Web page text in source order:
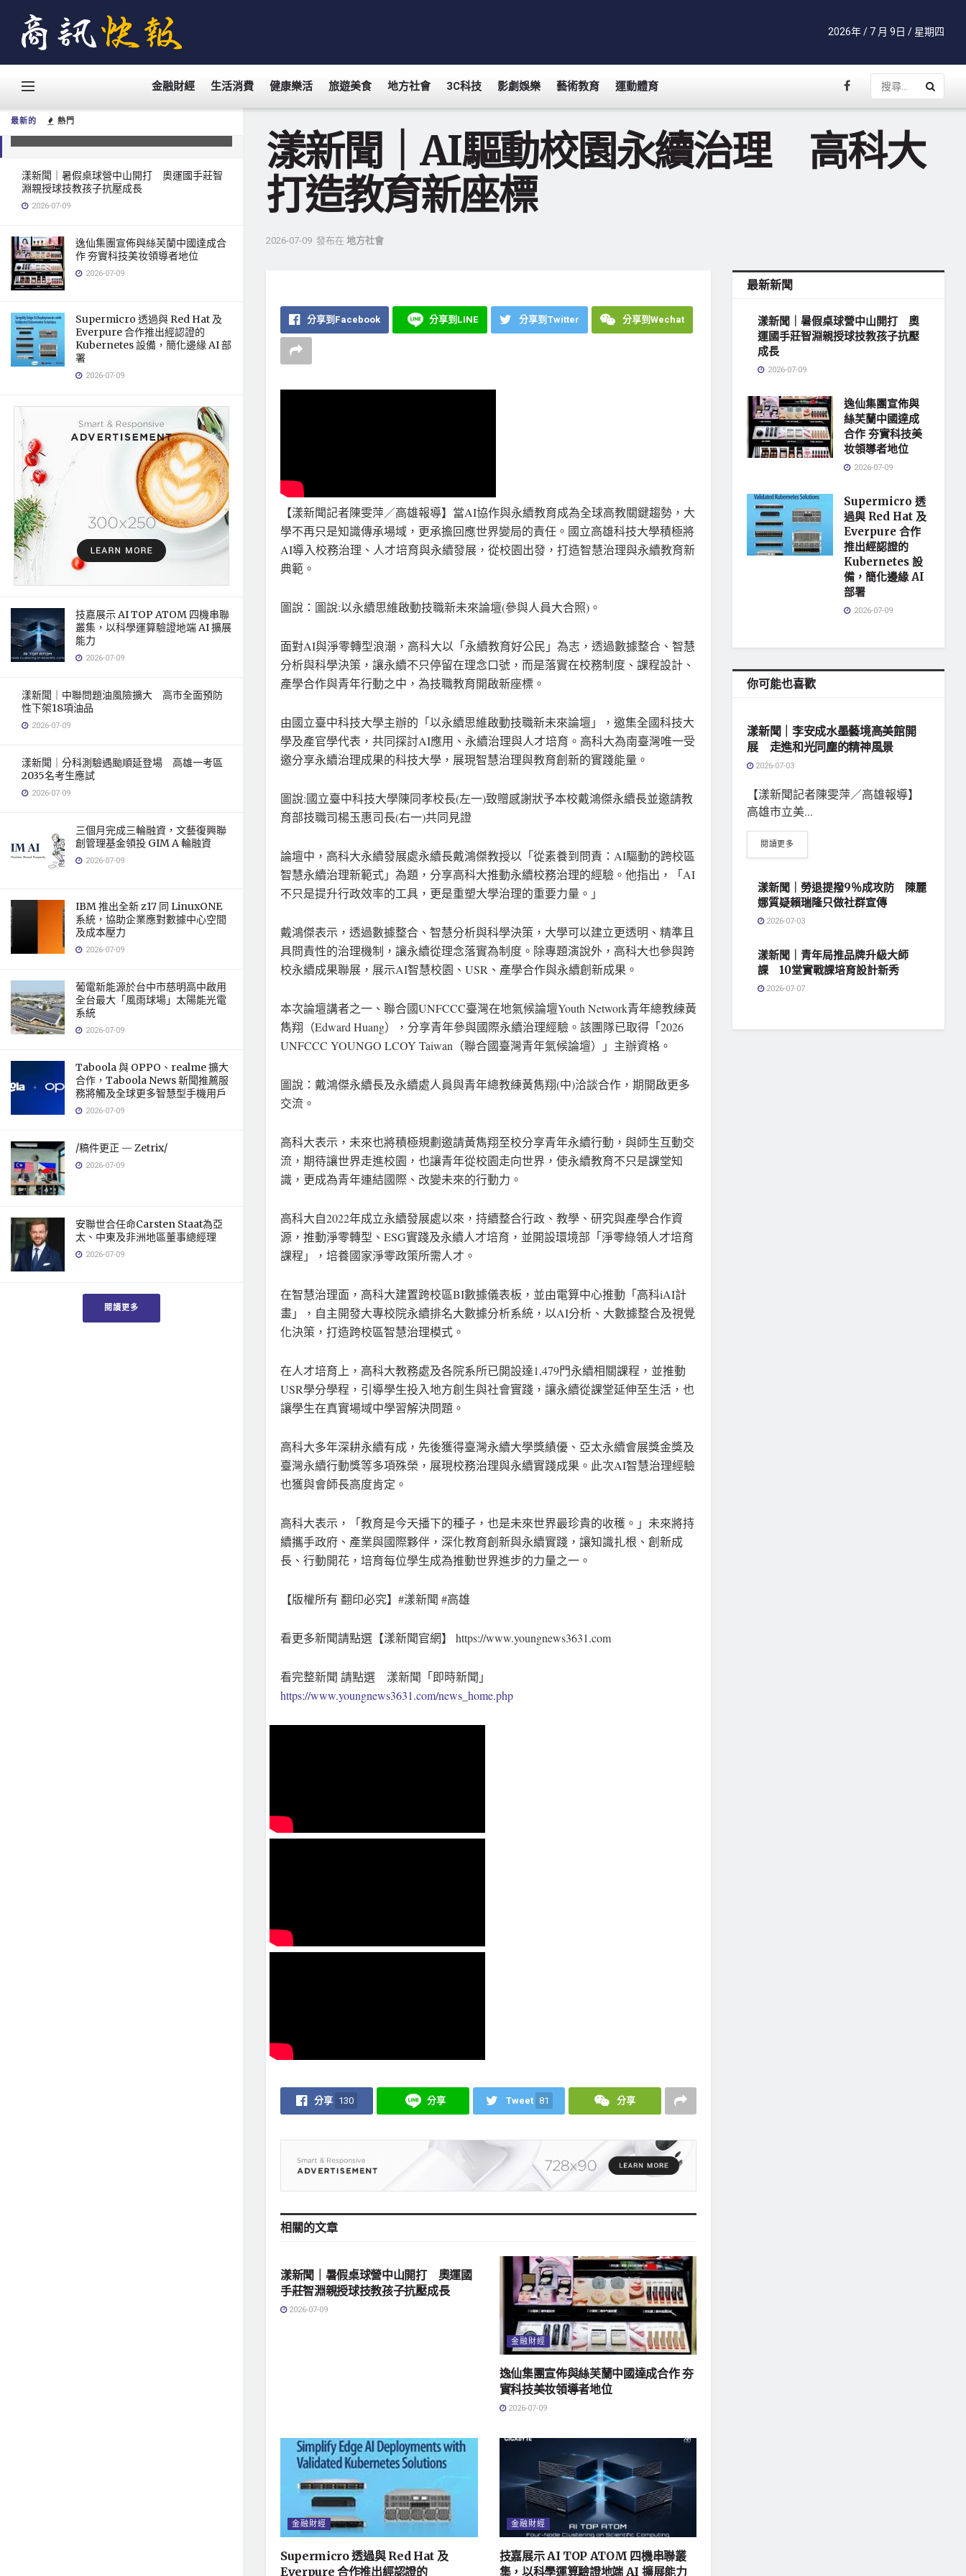
最新的 熱門
漾新聞｜AI驅動校園永續治理 高科
大打造教育新座標
漾新聞｜暑假桌球營中山開打 奧運國手莊智
淵親授球技教孩子抗壓成長
2026-07-09
逸仙集團宣佈與絲芙蘭中國達成合
作 夯實科技美妆領導者地位
2026-07-09
Supermicro 透過與 Red Hat 及
Everpure 合作推出經認證的
Kubernetes 設備，簡化邊緣 AI 部
署
2026-07-09
技嘉展示 AI TOP ATOM 四機串聯
叢集，以科學運算驗證地端 AI 擴展
能力
2026-07-09
漾新聞｜中聯問題油風險擴大 高市全面預防
性下架18項油品
2026-07-09
漾新聞｜分科測驗遇颱順延登場 高雄一考區
2035名考生應試
2026-07-09
三個月完成三輪融資，文藝復興聯
創管理基金領投 GIM A 輪融資
2026-07-09
IBM 推出全新 z17 同 LinuxONE
系統，協助企業應對數據中心空間
及成本壓力
2026-07-09
葡電新能源於台中市慈明高中啟用
全台最大「風雨球場」太陽能光電
系統
2026-07-09
Taboola 與 OPPO、realme 擴大
合作，Taboola News 新聞推薦服
務將觸及全球更多智慧型手機用戶
2026-07-09
/稿件更正 — Zetrix/
2026-07-09
安聯世合‌任命Carsten Staat為亞
太、中東及非洲地區董事總經理
2026-07-09
閱讀更多
2026年 / 7 月 9日 / 星期四
金融財經 生活消費 健康樂活 旅遊美食 地方社會 3C科技 影劇娛樂 藝術教育 運動體育
漾新聞｜AI驅動校園永續治理 高科大
打造教育新座標
2026-07-09 發布在 地方社會
分享到Facebook 分享到LINE 分享到Twitter 分享到Wechat
【漾新聞記者陳雯萍／高雄報導】當AI協作與永續教育成為全球高教關鍵趨勢，大
學不再只是知識傳承場域，更承擔回應世界變局的責任。國立高雄科技大學積極將
AI導入校務治理、人才培育與永續發展，從校園出發，打造智慧治理與永續教育新
典範。
圖說：圖說:以永續思維啟動技職新未來論壇(參與人員大合照)。
面對AI與淨零轉型浪潮，高科大以「永續教育好公民」為志，透過數據整合、智慧
分析與科學決策，讓永續不只停留在理念口號，而是落實在校務制度、課程設計、
產學合作與青年行動之中，為技職教育開啟新座標。
由國立臺中科技大學主辦的「以永續思維啟動技職新未來論壇」，邀集全國科技大
學及產官學代表，共同探討AI應用、永續治理與人才培育。高科大為南臺灣唯一受
邀分享永續治理成果的科技大學，展現智慧治理與教育創新的實踐能量。
圖說:國立臺中科技大學陳同孝校長(左一)致贈感謝狀予本校戴鴻傑永續長並邀請教
育部技職司楊玉惠司長(右一)共同見證
論壇中，高科大永續發展處永續長戴鴻傑教授以「從素養到問責：AI驅動的跨校區
智慧永續治理新範式」為題，分享高科大推動永續校務治理的經驗。他指出，「AI
不只是提升行政效率的工具，更是重塑大學治理的重要力量。」
戴鴻傑表示，透過數據整合、智慧分析與科學決策，大學可以建立更透明、精準且
具問責性的治理機制，讓永續從理念落實為制度。除專題演說外，高科大也參與跨
校永續成果聯展，展示AI智慧校園、USR、產學合作與永續創新成果。
本次論壇講者之一、聯合國UNFCCC臺灣在地氣候論壇Youth Network青年總教練黃
雋翔（Edward Huang），分享青年參與國際永續治理經驗。該團隊已取得「2026
UNFCCC YOUNGO LCOY Taiwan（聯合國臺灣青年氣候論壇）」主辦資格。
圖說：戴鴻傑永續長及永續處人員與青年總教練黃雋翔(中)洽談合作，期開啟更多
交流。
高科大表示，未來也將積極規劃邀請黃雋翔至校分享青年永續行動，與師生互動交
流，期待讓世界走進校園，也讓青年從校園走向世界，使永續教育不只是課堂知
識，更成為青年連結國際、改變未來的行動力。
高科大自2022年成立永續發展處以來，持續整合行政、教學、研究與產學合作資
源，推動淨零轉型、ESG實踐及永續人才培育，並開設環境部「淨零綠領人才培育
課程」，培養國家淨零政策所需人才。
在智慧治理面，高科大建置跨校區BI數據儀表板，並由電算中心推動「高科iAI計
畫」，自主開發大專校院永續排名大數據分析系統，以AI分析、大數據整合及視覺
化決策，打造跨校區智慧治理模式。
在人才培育上，高科大教務處及各院系所已開設達1,479門永續相關課程，並推動
USR學分學程，引導學生投入地方創生與社會實踐，讓永續從課堂延伸至生活，也
讓學生在真實場域中學習解決問題。
高科大多年深耕永續有成，先後獲得臺灣永續大學獎績優、亞太永續會展獎金獎及
臺灣永續行動獎等多項殊榮，展現校務治理與永續實踐成果。此次AI智慧治理經驗
也獲與會師長高度肯定。
高科大表示，「教育是今天播下的種子，也是未來世界最珍貴的收穫。」未來將持
續攜手政府、產業與國際夥伴，深化教育創新與永續實踐，讓知識扎根、創新成
長、行動開花，培育每位學生成為推動世界進步的力量之一。
【版權所有 翻印必究】#漾新聞 #高雄
看更多新聞請點選【漾新聞官網】 https://www.youngnews3631.com
看完整新聞 請點選 漾新聞「即時新聞」
https://www.youngnews3631.com/news_home.php
分享 130 分享 Tweet 81 分享
相關的文章
漾新聞｜暑假桌球營中山開打 奧運國
手莊智淵親授球技教孩子抗壓成長
2026-07-09
金融財經
逸仙集團宣佈與絲芙蘭中國達成合作 夯
實科技美妆領導者地位
2026-07-09
金融財經
Supermicro 透過與 Red Hat 及
Everpure 合作推出經認證的
金融財經
技嘉展示 AI TOP ATOM 四機串聯叢
集，以科學運算驗證地端 AI 擴展能力
最新新聞
漾新聞｜暑假桌球營中山開打 奧
運國手莊智淵親授球技教孩子抗壓
成長
2026-07-09
逸仙集團宣佈與
絲芙蘭中國達成
合作 夯實科技美
妆領導者地位
2026-07-09
Supermicro 透
過與 Red Hat 及
Everpure 合作
推出經認證的
Kubernetes 設
備，簡化邊緣 AI
部署
2026-07-09
你可能也喜歡
漾新聞｜李安成水墨藝境高美館開
展 走進和光同塵的精神風景
2026-07-03
【漾新聞記者陳雯萍／高雄報導】
高雄市立美...
閱讀更多
漾新聞｜勞退提撥9％成攻防 陳麗
娜質疑賴瑞隆只做社群宣傳
2026-07-03
漾新聞｜青年局推品牌升級大師
課 10堂實戰課培育設計新秀
2026-07-07